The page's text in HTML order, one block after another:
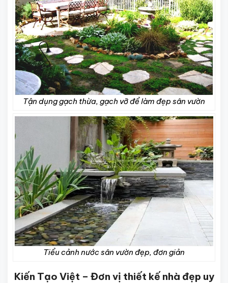
Tận dụng gạch thừa, gạch vỡ để làm đẹp sân vườn
Tiểu cảnh nước sân vườn đẹp, đơn giản
Kiến Tạo Việt – Đơn vị thiết kế nhà đẹp uy